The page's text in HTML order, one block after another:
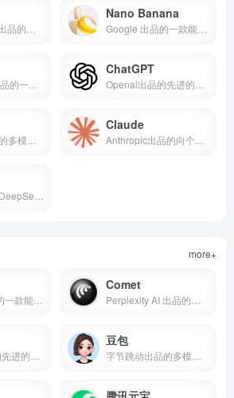
Nano Banana
ChatGPT
Claude
more+
Comet
豆包